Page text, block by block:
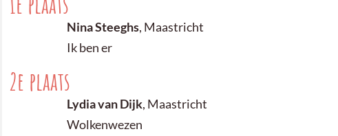
Nina Steeghs, Maastricht
Ik ben er
2e plaats
Lydia van Dijk, Maastricht
Wolkenwezen